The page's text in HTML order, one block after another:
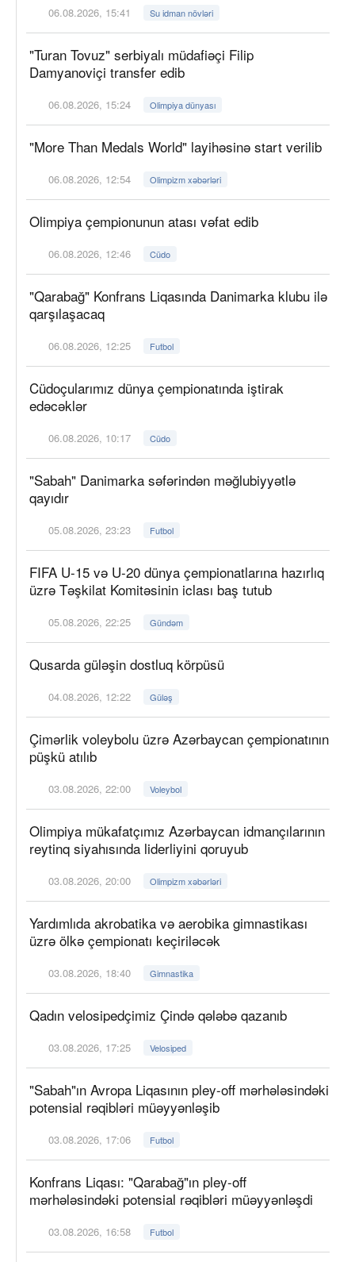
06.08.2026, 15:41 Su idman növləri
"Turan Tovuz" serbiyalı müdafiəçi Filip
Damyanoviçi transfer edib
06.08.2026, 15:24 Olimpiya dünyası
"More Than Medals World" layihəsinə start verilib
06.08.2026, 12:54 Olimpizm xəbərləri
Olimpiya çempionunun atası vəfat edib
06.08.2026, 12:46 Cüdo
"Qarabağ" Konfrans Liqasında Danimarka klubu ilə
qarşılaşacaq
06.08.2026, 12:25 Futbol
Cüdoçularımız dünya çempionatında iştirak
edəcəklər
06.08.2026, 10:17 Cüdo
"Sabah" Danimarka səfərindən məğlubiyyətlə
qayıdır
05.08.2026, 23:23 Futbol
FIFA U-15 və U-20 dünya çempionatlarına hazırlıq
üzrə Təşkilat Komitəsinin iclası baş tutub
05.08.2026, 22:25 Gündəm
Qusarda güləşin dostluq körpüsü
04.08.2026, 12:22 Güləş
Çimərlik voleybolu üzrə Azərbaycan çempionatının
püşkü atılıb
03.08.2026, 22:00 Voleybol
Olimpiya mükafatçımız Azərbaycan idmançılarının
reytinq siyahısında liderliyini qoruyub
03.08.2026, 20:00 Olimpizm xəbərləri
Yardımlıda akrobatika və aerobika gimnastikası
üzrə ölkə çempionatı keçiriləcək
03.08.2026, 18:40 Gimnastika
Qadın velosipedçimiz Çində qələbə qazanıb
03.08.2026, 17:25 Velosiped
"Sabah"ın Avropa Liqasının pley-off mərhələsindəki
potensial rəqibləri müəyyənləşib
03.08.2026, 17:06 Futbol
Konfrans Liqası: "Qarabağ"ın pley-off
mərhələsindəki potensial rəqibləri müəyyənləşdi
03.08.2026, 16:58 Futbol